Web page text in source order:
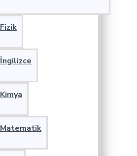
Fizik
İngilizce
Kimya
Matematik